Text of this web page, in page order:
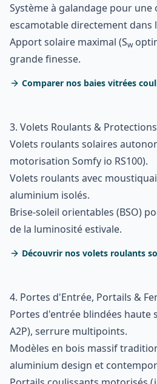
Système à galandage pour
escamotable directement dans
Apport solaire maximal (Sw
grande finesse.
Comparer nos baies vitrées
3. Volets Roulants &
Volets roulants solaires
motorisation Somfy io RS100).
Volets roulants avec
aluminium isolés.
Brise-soleil orientables (BSO)
de la luminosité estivale.
Découvrir nos volets roulants
4. Portes d'Entrée, Portails &
Portes d'entrée blindées haute
A2P), serrure multipoints.
Modèles en bois massif
aluminium design et